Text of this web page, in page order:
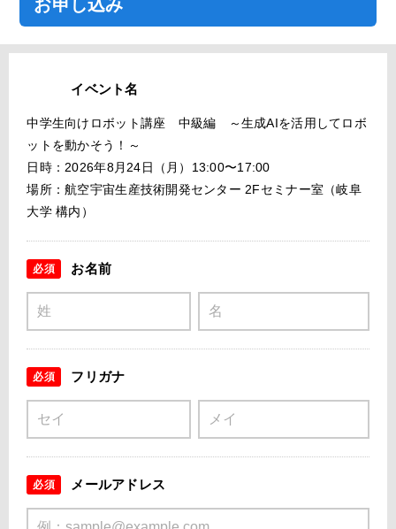
お申し込み
イベント名
中学生向けロボット講座 中級編 ～生成AIを活用してロボ
ットを動かそう！～
日時：2026年8月24日（月）13:00〜17:00
場所：航空宇宙生産技術開発センター 2Fセミナー室（岐阜
大学 構内）
お名前
必須
フリガナ
必須
メールアドレス
必須